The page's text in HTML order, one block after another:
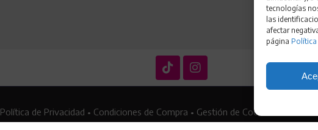
tecnologías
las
afectar
página Política
Política de Privacidad • Condiciones de Compra • Gestión de Cookies